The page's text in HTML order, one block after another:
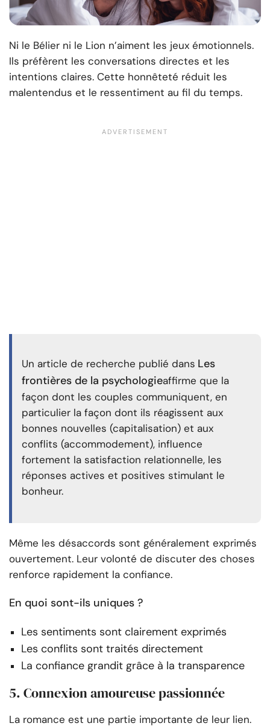
Ni le Bélier ni le Lion n’aiment les jeux émotionnels.
Ils préfèrent les conversations directes et les
intentions claires. Cette honnêteté réduit les
malentendus et le ressentiment au fil du temps.
Un article de recherche publié dans Les
frontières de la psychologieaffirme que la
façon dont les couples communiquent, en
particulier la façon dont ils réagissent aux
bonnes nouvelles (capitalisation) et aux
conflits (accommodement), influence
fortement la satisfaction relationnelle, les
réponses actives et positives stimulant le
bonheur.
Même les désaccords sont généralement exprimés
ouvertement. Leur volonté de discuter des choses
renforce rapidement la confiance.
En quoi sont-ils uniques ?
Les sentiments sont clairement exprimés
Les conflits sont traités directement
La confiance grandit grâce à la transparence
5. Connexion amoureuse passionnée
La romance est une partie importante de leur lien.